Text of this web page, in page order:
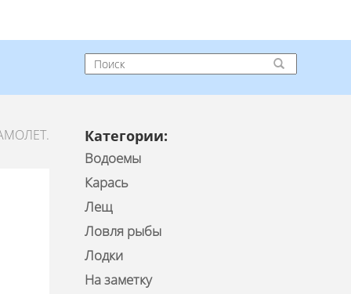
Категории:
Водоемы
Карась
Лещ
Ловля рыбы
Лодки
На заметку